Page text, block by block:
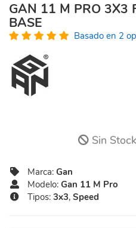
GAN 11 M PRO 3X3
BASE
Basado en 2
Sin
Marca: Gan
Modelo: Gan 11 M Pro
Tipos: 3x3, Speed